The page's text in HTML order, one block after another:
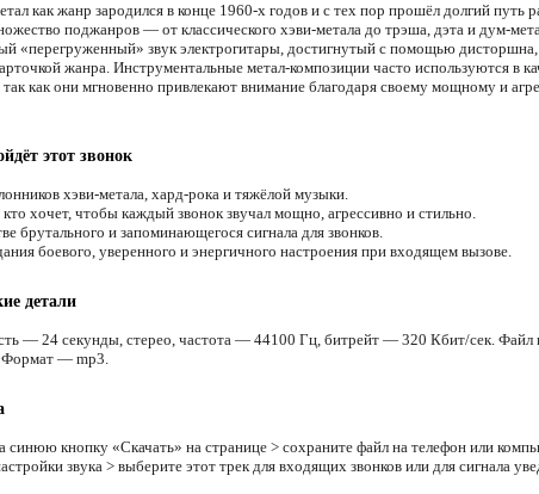
как жанр зародился в конце 1960-х годов и с тех пор прошёл долгий путь
поджанров — от классического хэви-метала до трэша, дэта и дум-
«перегруженный» звук электрогитары, достигнутый с помощью дисторшна,
жанра. Инструментальные метал-композиции часто используются в
так как они мгновенно привлекают внимание благодаря своему мощному и
этот звонок
хэви-метала, хард-рока и тяжёлой музыки.
хочет, чтобы каждый звонок звучал мощно, агрессивно и стильно.
брутального и запоминающегося сигнала для звонков.
боевого, уверенного и энергичного настроения при входящем вызове.
детали
— 24 секунды, стерео, частота — 44100 Гц, битрейт — 320 Кбит/сек. Файл
— mp3.
синюю кнопку «Скачать» на странице > сохраните файл на телефон или
звука > выберите этот трек для входящих звонков или для сигнала